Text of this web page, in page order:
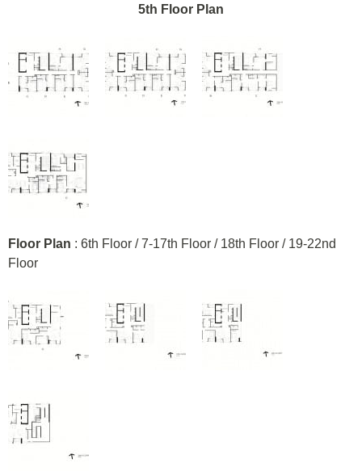
5th Floor Plan
Floor Plan : 6th Floor / 7-17th Floor / 18th Floor / 19-22nd
Floor